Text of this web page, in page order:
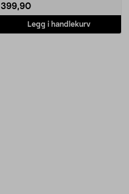
399,90
Legg i handlekurv